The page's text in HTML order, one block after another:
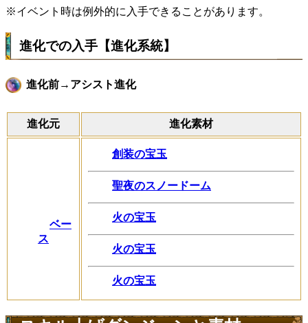
※イベント時は例外的に入手できることがあります。
進化での入手【進化系統】
進化前→アシスト進化
進化元 進化素材
ベー
ス
創装の宝玉
聖夜のスノードーム
火の宝玉
火の宝玉
火の宝玉